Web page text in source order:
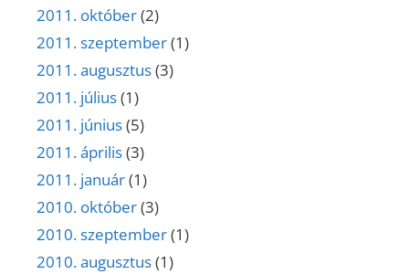
2011. október(2)
2011. szeptember(1)
2011. augusztus(3)
2011. július(1)
2011. június(5)
2011. április(3)
2011. január(1)
2010. október(3)
2010. szeptember(1)
2010. augusztus(1)